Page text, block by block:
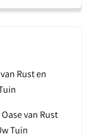
Rust en
van Rust
Tuin